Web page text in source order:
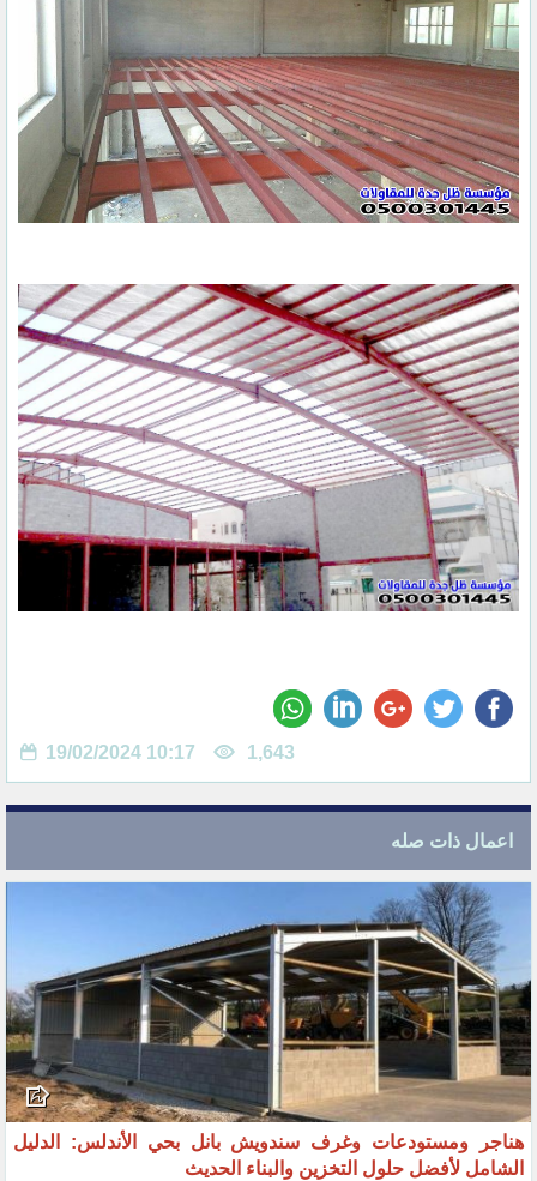
19/02/2024 10:17 1,643
اعمال ذات صله
هناجر ومستودعات وغرف سندويش بانل بحي الأندلس: الدليل
الشامل لأفضل حلول التخزين والبناء الحديث